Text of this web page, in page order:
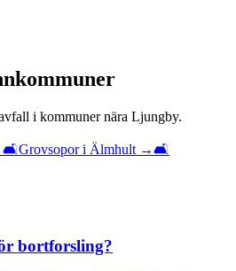
i kommuner nära Ljungby.
🛋️Grovsopori Älmhult →🛋️
bortforsling?